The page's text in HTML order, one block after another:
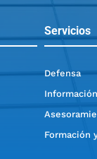
Servicios
Defensa
Información
Formación